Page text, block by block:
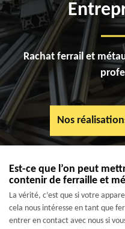
Rachat ferrail et
Nos
Est-ce que l’on peut
contenir de ferraille et
La vérité, c’est que si votre
cela nous intéresse en tant que
entrer en contact avec nous si